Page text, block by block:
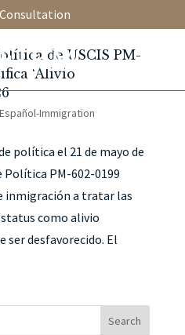
de USCIS PM-
‘Alivio
Español-Immigration
política el 21 de mayo de
Política PM-602-0199
inmigración a tratar las
como alivio
ser desfavorecido. El
Search